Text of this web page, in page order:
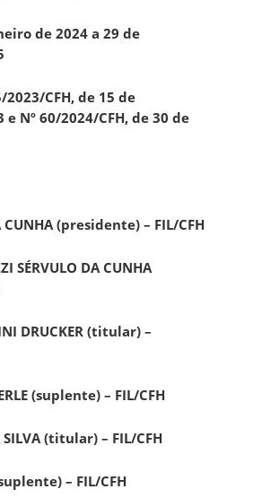
de 2024 a 29 de
2023/CFH, de 15 de
Nº 60/2024/CFH, de 30 de
CUNHA (presidente) – FIL/CFH
SÉRVULO DA CUNHA
DRUCKER (titular) –
(suplente) – FIL/CFH
SILVA (titular) – FIL/CFH
– FIL/CFH